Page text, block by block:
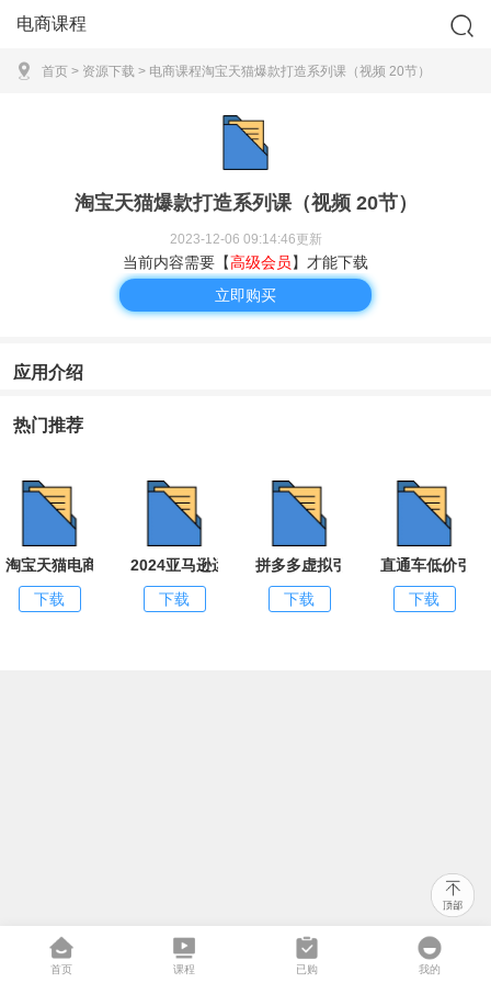
电商课程
首页 > 资源下载 > 电商课程淘宝天猫爆款打造系列课（视频 20节）
淘宝天猫爆款打造系列课（视频 20节）
2023-12-06 09:14:46更新
当前内容需要【高级会员】才能下载
立即购买
应用介绍
热门推荐
淘宝天猫电商七层盈利增长课：月入N万的爆款底层逻辑（视频 10节）
下载
2024亚马逊运营高阶课程 助你突破销量瓶颈（228节
下载
拼多多虚拟引流技术与私域变现
下载
直通车低价引
下载
首页 课程 已购 我的